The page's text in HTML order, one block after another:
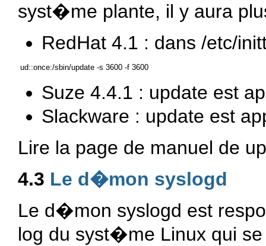
syst�me plante, il y aura
RedHat 4.1 : dans /etc/
Suze 4.4.1 : update est
Slackware : update est
Lire la page de manuel de
4.3 Le d�mon syslogd
Le d�mon syslogd est
log du syst�me Linux qui